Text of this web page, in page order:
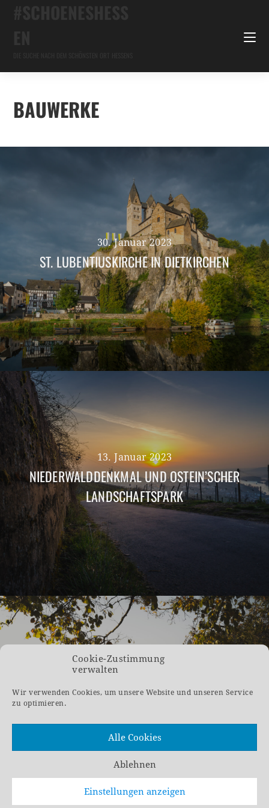
Cookie-Zustimmung
verwalten
Wir verwenden Cookies, um unsere Website und unseren Service
zu optimieren.
Alle Cookies
Ablehnen
Einstellungen anzeigen
BAUWERKE
30. Januar 2023
ST. LUBENTIUSKIRCHE IN DIETKIRCHEN
13. Januar 2023
NIEDERWALDDENKMAL UND OSTEIN’SCHER
LANDSCHAFTSPARK
HIMBÄCHEL VIADUKT – HESSENS BEDEUTENDE
EISENBAHNBRÜCKE